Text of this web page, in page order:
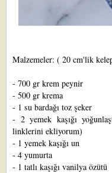
Malzemeler: ( 20 cm'lik
- 700 gr krem peynir
- 500 gr krema
- 1 su bardağı toz şeker
- 2 yemek kaşığı
linklerini ekliyorum)
- 1 yemek kaşığı un
- 4 yumurta
- 1 tatlı kaşığı vanilya özütü